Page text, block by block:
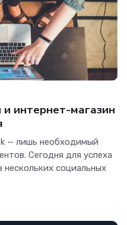
интернет-магазин
— лишь необходимый
Сегодня для успеха
социальных